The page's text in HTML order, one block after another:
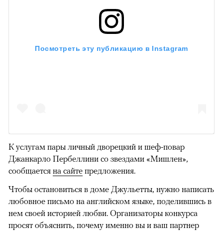
Посмотреть эту публикацию в Instagram
К услугам пары личный дворецкий и шеф-повар
Джанкарло Пербеллини со звездами «Мишлен»,
сообщается на сайте предложения.
Чтобы остановиться в доме Джульетты, нужно написать
любовное письмо на английском языке, поделившись в
нем своей историей любви. Организаторы конкурса
просят объяснить, почему именно вы и ваш партнер